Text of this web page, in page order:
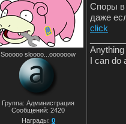
Sooooo sloooo...oooooow
Группа: Администрация
Сообщений:2420
Награды: 0
Споры в
даже
click
I can do